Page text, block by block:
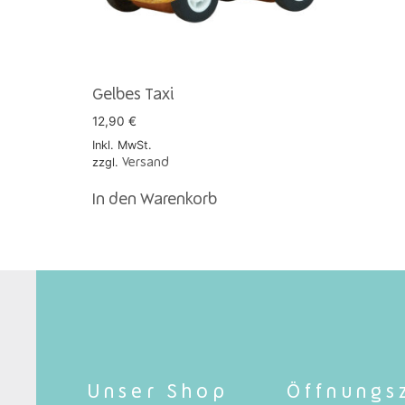
Gelbes Taxi
12,90 €
Inkl. MwSt.
zzgl. Versand
In den Warenkorb
Unser Shop